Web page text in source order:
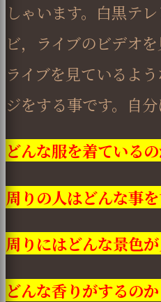
しゃいます。白黒テ
ビ，ライブのビデオ
ライブを見ているよ
ジをする事です。自
どんな服を着ているの
周りの人はどんな事
周りにはどんな景色
どんな香りがするのか